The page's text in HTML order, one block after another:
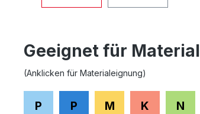
Geeignet für Material
(Anklicken für Materialeignung)
P P M K N